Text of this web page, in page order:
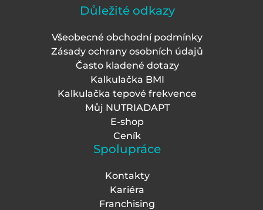
Důležité odkazy
Všeobecné obchodní podmínky
Zásady ochrany osobních údajů
Často kladené dotazy
Kalkulačka BMI
Kalkulačka tepové frekvence
Můj NUTRIADAPT
E-shop
Ceník
Spolupráce
Kontakty
Kariéra
Franchising